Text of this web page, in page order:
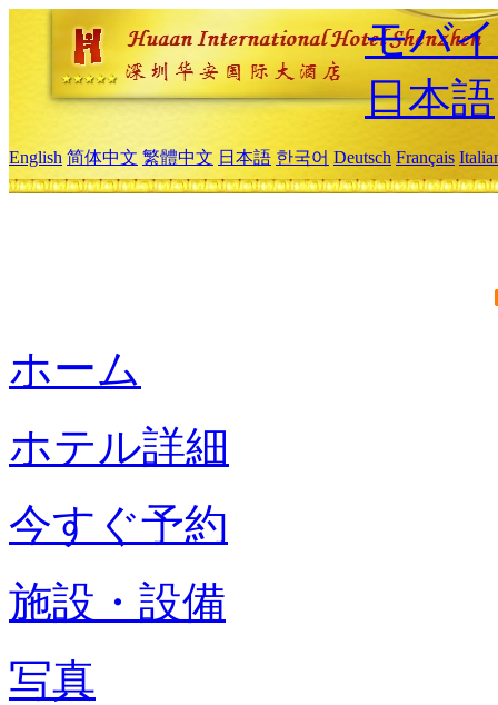
モバ
日本語
English 简体中文 繁體中文 日本語 한국어 Deutsch Français
ホーム
ホテル詳細
今すぐ予約
施設・設備
写真